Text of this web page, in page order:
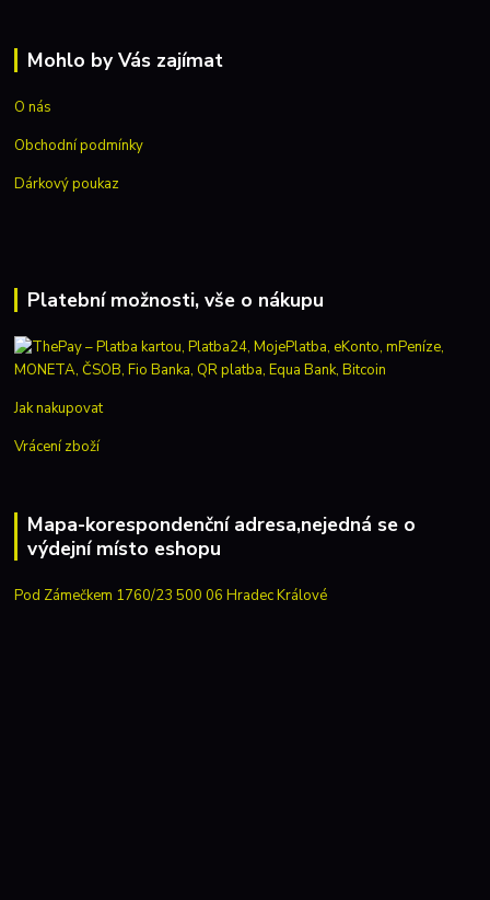
Mohlo by Vás zajímat
O nás
Obchodní podmínky
Dárkový poukaz
Platební možnosti, vše o nákupu
Jak nakupovat
Vrácení zboží
Mapa-korespondenční adresa,nejedná se o
výdejní místo eshopu
Pod Zámečkem 1760/23 500 06 Hradec Králové